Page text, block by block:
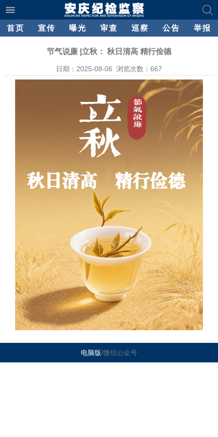
首页 宣传 曝光 审查 巡察 公告 举报
节气说廉 |立秋： 秋日清高 精行俭德
日期：2025-08-06 浏览次数： 667
电脑版/微信公众号